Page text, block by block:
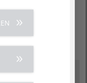
William